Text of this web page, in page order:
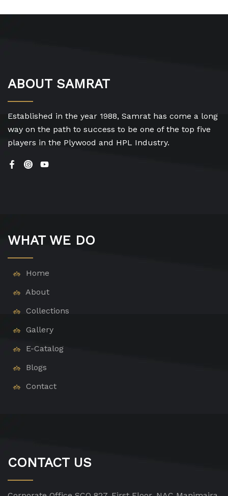
ABOUT SAMRAT
Established in the year 1988, Samrat has come a long
way on the path to success to be one of the top five
players in the Plywood and HPL Industry.
WHAT WE DO
Home
About
Collections
Gallery
E-Catalog
Blogs
Contact
CONTACT US